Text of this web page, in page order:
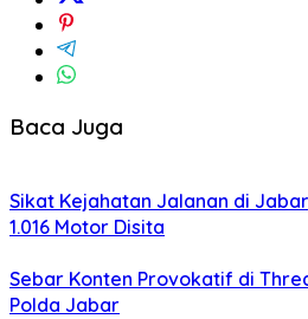
Baca Juga
Sikat Kejahatan Jalanan di
1.016 Motor Disita
Sebar Konten Provokatif di
Polda Jabar